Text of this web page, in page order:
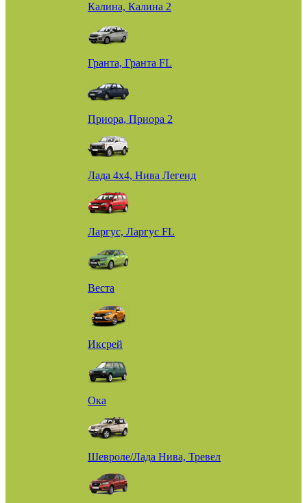
Калина, Калина 2
Гранта, Гранта FL
Приора, Приора 2
Лада 4х4, Нива Легенд
Ларгус, Ларгус FL
Веста
Иксрей
Ока
Шевроле/Лада Нива, Тревел